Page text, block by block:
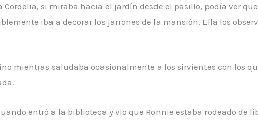
Cordelia, si miraba hacia el jardín desde el pasillo, podía ver
iba a decorar los jarrones de la mansión. Ella los
mientras saludaba ocasionalmente a los sirvientes con los
entró a la biblioteca y vio que Ronnie estaba rodeado de